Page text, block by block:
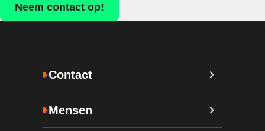
Neem contact op!
Contact
Mensen